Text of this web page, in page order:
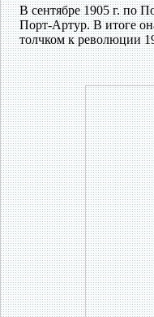
В сентябре 1905 г. по
Порт-Артур. В итоге
толчком к революции